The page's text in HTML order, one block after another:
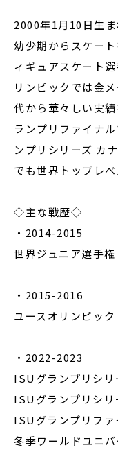
2000年1月10日生ま
幼少期からスケー
ィギュアスケート
リンピックでは金
代から華々しい実
ランプリファイナ
ンプリシリーズ カ
でも世界トップレ
◇主な戦歴◇
・2014-2015
世界ジュニア選手
・2015-2016
ユースオリンピッ
・2022-2023
ISUグランプリシ
ISUグランプリシ
ISUグランプリファ
冬季ワールドユニ